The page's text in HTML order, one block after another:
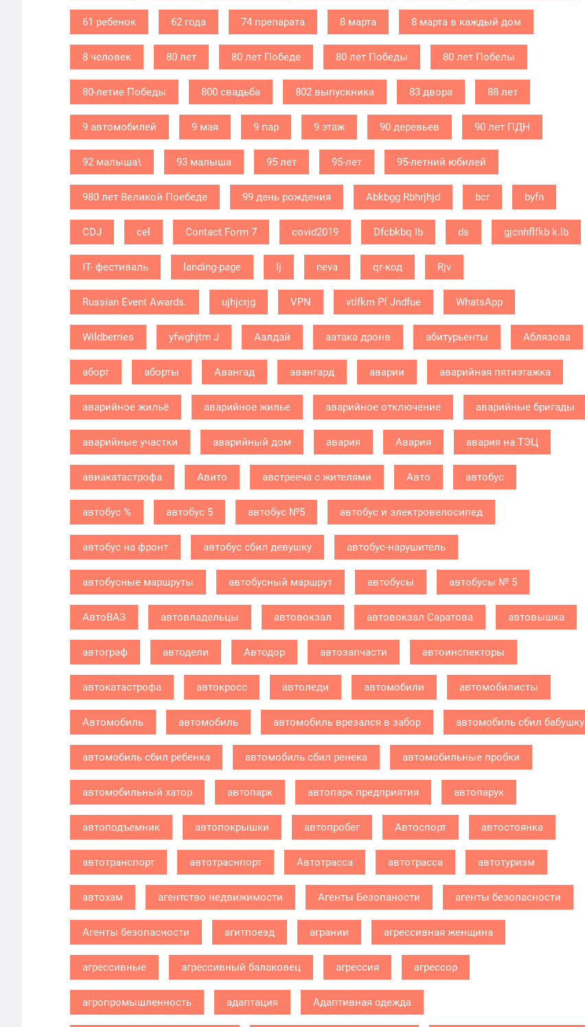
61 ребенок 62 года 74 препарата 8 марта 8 марта в каждый дом
8 человек 80 лет 80 лет Победе 80 лет Победы 80 лет Побелы
80-летие Победы 800 свадьба 802 выпускника 83 двора 88 лет
9 автомобилей 9 мая 9 пар 9 этаж 90 деревьев 90 лет ПДН
92 малыша\ 93 малыша 95 лет 95-лет 95-летний юбилей
980 лет Великой Поебеде 99 день рождения Abkbgg Rbhrjhjd bcr byfn
CDJ cel Contact Form 7 covid2019 Dfcbkbq Ib ds gjcnhflfkb k.lb
IT- фестиваль landing-page lj neva qr-код Rjv
Russian Event Awards. ujhjcrjg VPN vtlfkm Pf Jndfue WhatsApp
Wildberries yfwghjtrn J Аалдай аатака дронв абитурьенты Аблязова
аборт аборты Авангад авангард аварии аварийная пятиэтажка
аварийное жильё аварийное жилье аварийное отключение аварийные бригады
аварийные участки аварийный дом авария Авария авария на ТЭЦ
авиакатастрофа Авито австрееча с жителями Авто автобус
автобус % автобус 5 автобус №5 автобус и электровелосипед
автобус на фронт автобус сбил девушку автобус-нарушитель
автобусные маршруты автобусный маршрут автобусы автобусы № 5
АвтоВАЗ автовладельцы автовокзал автовокзал Саратова автовышка
автограф автодели Автодор автозапчасти автоинспекторы
автокатастрофа автокросс автоледи автомобили автомобилисты
Автомобиль автомобиль автомобиль врезался в забор автомобиль сбил бабушку
автомобиль сбил ребенка автомобиль сбил ренека автомобильные пробки
автомобильный хатор автопарк автопарк предприятия автопарук
автоподъемник автопокрышки автопробег Автоспорт автостоянка
автотранспорт автотраснпорт Автотрасса автотрасса автотуризм
автохам агентство недвижимости Агенты Безопаности агенты безопасности
Агенты безопасности агитпоезд агрании агрессивная женщина
агрессивные агрессивный балаковец агрессия агрессор
агропромышленность адаптация Адаптивная одежда